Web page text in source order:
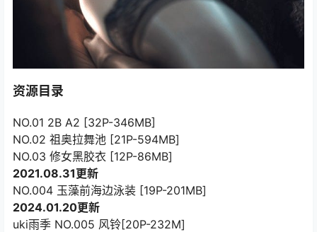
资源目录
NO.01 2B A2 [32P-346MB]
NO.02 祖奥拉舞池 [21P-594MB]
NO.03 修女黑胶衣 [12P-86MB]
2021.08.31更新
NO.004 玉藻前海边泳装 [19P-201MB]
2024.01.20更新
uki雨季 NO.005 风铃[20P-232M]